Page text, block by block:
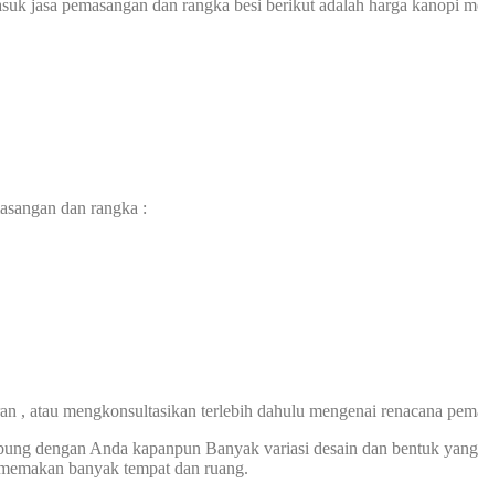
jasa pemasangan dan rangka besi berikut adalah harga kanopi
dan rangka :
atau mengkonsultasikan terlebih dahulu mengenai renacana
dengan Anda kapanpun Banyak variasi desain dan bentuk
banyak tempat dan ruang.